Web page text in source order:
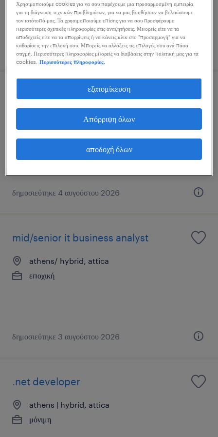
δημοσιεύτηκε 4 αυγούστου 2026
senior erp consultant
eastern suburbs, attica, attica
μόνιμη
δημοσιεύτηκε 4 αυγούστου 2026
mid/senior it business analyst
athens/ hybrid, attica
εποχική
δημοσιεύτηκε 3 αυγούστου 2026
.net developer
athens | hybrid, attica
μόνιμη
Χρησιμοποιούμε cookies για να σου παρέχουμε μια προσαρμοσμένη εμπειρία,
για τη διάγνωση τεχνικών προβλημάτων, για να μας βοηθήσουν να βελτιώσουμε
τον ιστότοπό μας. Τα χρησιμοποιούμε επίσης για να σου προσφέρουμε
περισσότερες σχετικές πληροφορίες στις αναζητήσεις. Μπορείς είτε να τα
αποδεχτείς είτε να τα απορρίψεις ή να κάνεις κλικ στο "προσαρμογή" για να
καθορίσεις την επιλογή σου. Μπορείς να αλλάξεις τις επιλογές σου ανά πάσα
στιγμή. Περισσότερες πληροφορίες μπορείς να διαβάσεις στην πολιτική μας για τα
cookies.
Περισσότερες πληροφορίες.
εξατομίκευση
Απόρριψη όλων
αποδοχή όλων